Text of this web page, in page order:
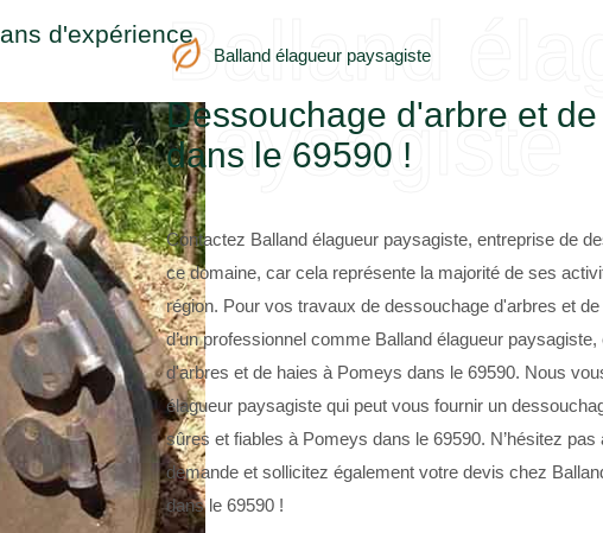
ans d'expérience
Balland élagueur paysagiste
Balland
paysagiste
Dessouchage d'arbre et
dans le 69590 !
Contactez Balland élagueur paysagiste, entreprise de
ce domaine, car cela représente la majorité de ses
région. Pour vos travaux de dessouchage d'arbres et
d’un professionnel comme Balland élagueur
d'arbres et de haies à Pomeys dans le 69590. Nous
élagueur paysagiste qui peut vous fournir un
sûres et fiables à Pomeys dans le 69590. N’hésitez
demande et sollicitez également votre devis chez
dans le 69590 !